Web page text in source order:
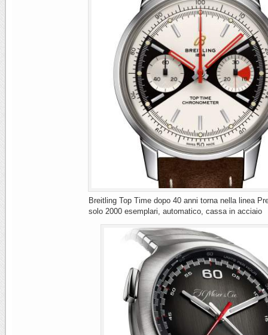
Breitling Top Time dopo 40 anni torna nella linea
solo 2000 esemplari, automatico, cassa in acciaio